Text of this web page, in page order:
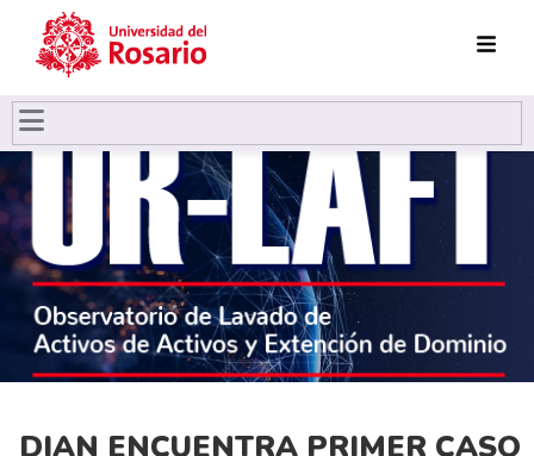
Pasar al contenido principal
DIAN ENCUENTRA PRIMER CASO